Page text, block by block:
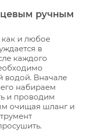
ручным
и любое
в
каждого
водой. Вначале
набираем
и проводим
очищая шланг и